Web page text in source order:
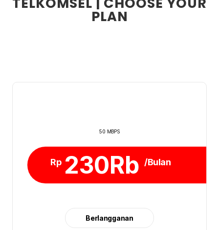
PLAN
50 MBPS
Rp 230Rb /Bulan
Berlangganan